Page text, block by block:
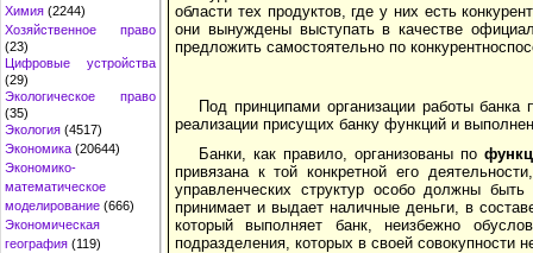
Химия (2244)
Хозяйственное право
(23)
Цифровые устройства
(29)
Экологическое право
(35)
Экология (4517)
Экономика (20644)
Экономико-
математическое
моделирование (666)
Экономическая
география (119)
области тех продуктов, где у них есть
они вынуждены выступать в качестве
предложить самостоятельно по
Под принципами организации работы
реализации присущих банку функций и
Банки, как правило, организованы по
привязана к той конкретной его
управленческих структур особо должны
принимает и выдает наличные деньги, в
который выполняет банк, неизбежно
подразделения, которых в своей совокупности